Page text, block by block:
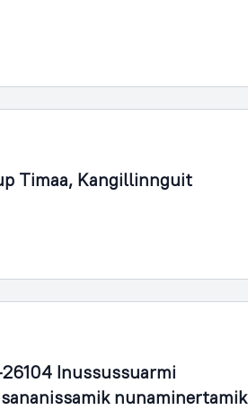
Timaa, Kangillinnguit
Inussussuarmi
nunaminertamik